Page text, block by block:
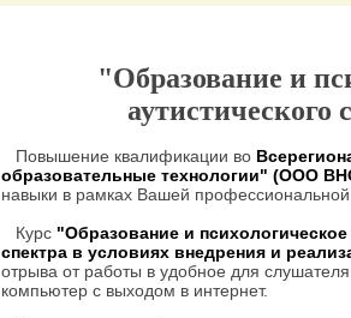
"Образование и
Повышение квалификации во
образовательные технологии" (ООО
навыки в рамках Вашей профессиональной
Курс "Образование и
спектра в условиях внедрения и
отрыва от работы в удобное для
компьютер с выходом в интернет.